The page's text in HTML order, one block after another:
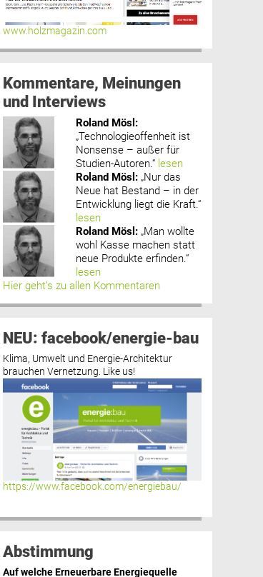
www.holzmagazin.com
Kommentare, Meinungen
und Interviews
Roland Mösl :
„Technologieoffenheit ist
Nonsense – außer für
Studien-Autoren.“ lesen
Roland Mösl : „Nur das
Neue hat Bestand – in der
Entwicklung liegt die Kraft.“
lesen
Roland Mösl : „Man wollte
wohl Kasse machen statt
neue Produkte erfinden.“
lesen
Hier geht’s zu allen Kommentaren
NEU: facebook/energie-bau
Klima, Umwelt und Energie-Architektur
brauchen Vernetzung. Like us!
https://www.facebook.com/energiebau/
Abstimmung
Auf welche Erneuerbare Energiequelle